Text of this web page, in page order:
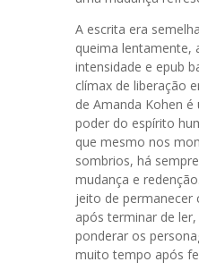
A escrita era
queima lentamente,
intensidade e epub
clímax de liberação
de Amanda Kohen
poder do espírito
que mesmo nos
sombrios, há
mudança e
jeito de permanecer
após terminar de
ponderar os
muito tempo após